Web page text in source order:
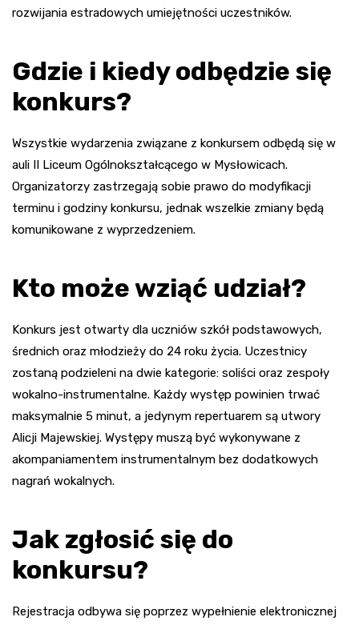
rozwijania estradowych umiejętności uczestników.
Gdzie i kiedy odbędzie się
konkurs?
Wszystkie wydarzenia związane z konkursem odbędą się w
auli II Liceum Ogólnokształcącego w Mysłowicach.
Organizatorzy zastrzegają sobie prawo do modyfikacji
terminu i godziny konkursu, jednak wszelkie zmiany będą
komunikowane z wyprzedzeniem.
Kto może wziąć udział?
Konkurs jest otwarty dla uczniów szkół podstawowych,
średnich oraz młodzieży do 24 roku życia. Uczestnicy
zostaną podzieleni na dwie kategorie: soliści oraz zespoły
wokalno-instrumentalne. Każdy występ powinien trwać
maksymalnie 5 minut, a jedynym repertuarem są utwory
Alicji Majewskiej. Występy muszą być wykonywane z
akompaniamentem instrumentalnym bez dodatkowych
nagrań wokalnych.
Jak zgłosić się do
konkursu?
Rejestracja odbywa się poprzez wypełnienie elektronicznej